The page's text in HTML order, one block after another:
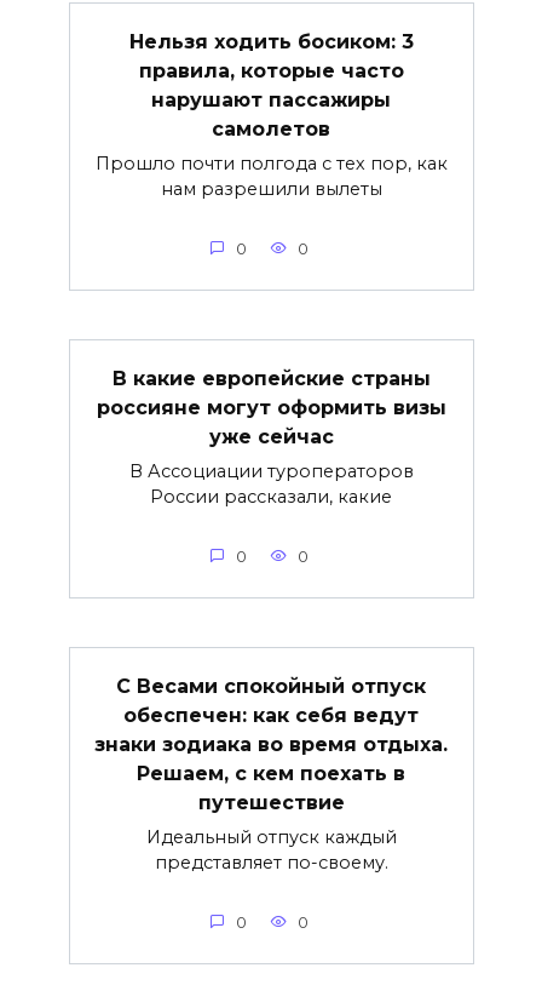
Нельзя ходить босиком: 3
правила, которые часто
нарушают пассажиры
самолетов
Прошло почти полгода с тех пор, как
нам разрешили вылеты
0 0
В какие европейские страны
россияне могут оформить визы
уже сейчас
В Ассоциации туроператоров
России рассказали, какие
0 0
С Весами спокойный отпуск
обеспечен: как себя ведут
знаки зодиака во время отдыха.
Решаем, с кем поехать в
путешествие
Идеальный отпуск каждый
представляет по-своему.
0 0